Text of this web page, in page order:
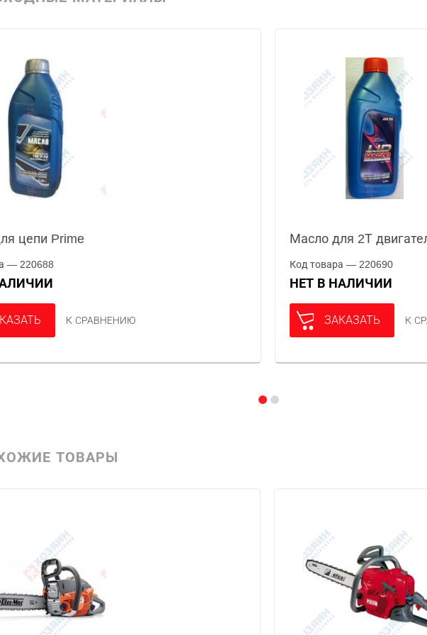
цепи Prime
— 220688
К СРАВНЕНИЮ
Масло для 2Т
Код товара — 220690
НЕТ В НАЛИЧИИ
ЗАКАЗАТЬ К
ТОВАРЫ